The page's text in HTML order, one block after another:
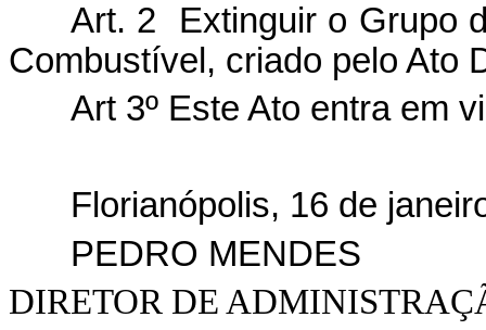
Art. 2
Extinguir o Grupo
Combustível, criado pelo Ato
Art 3º Este Ato entra em
Florianópolis, 16 de
PEDRO MENDES
DIRETOR DE